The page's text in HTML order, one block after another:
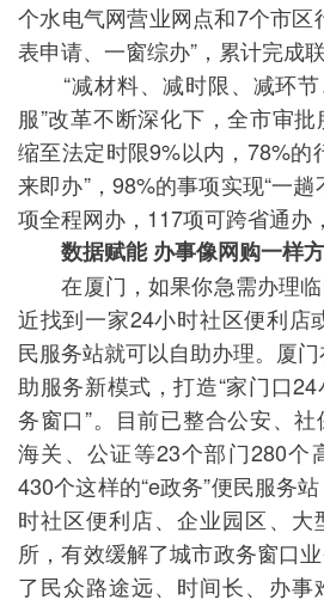
个水电气网营业网点和7个市区
表申请、一窗综办”，累计完成
“减材料、减时限、减环节
服”改革不断深化下，全市审
缩至法定时限9%以内，78%的
来即办”，98%的事项实现“一
项全程网办，117项可跨省通办
数据赋能 办事像网购一样
在厦门，如果你急需办理临
近找到一家24小时社区便利店
民服务站就可以自助办理。厦门
助服务新模式，打造“家门口
务窗口”。目前已整合公安、社
海关、公证等23个部门280个
430个这样的“e政务”便民服务
时社区便利店、企业园区、大
所，有效缓解了城市政务窗口
了民众路途远、时间长、办事